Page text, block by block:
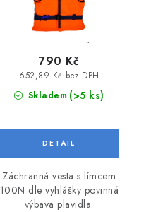
Skladem (>5 ks)
652,89 Kč bez DPH
790 Kč
Záchranná vesta s límcem
100N dle vyhlášky povinná
výbava plavidla.